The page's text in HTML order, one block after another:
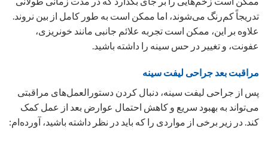
تدریجاً کم‌رنگ می‌شوند، اما ممکن است به طور کامل از بین نروند.
علاوه بر این، ممکن است تجربه علائم جانبی مانند خونریزی،
عفونت، و تغییر در حس سینه را داشته باشید.
مراقبت بعد جراحی لیفت سینه
پس از جراحی لیفت سینه، دنبال کردن دستورالعمل‌های مراقبتی
می‌تواند به بهبود سریع و کاهش احتمال عوارض بعد از عمل کمک
کند. در زیر برخی از مواردی را که باید در نظر داشته باشید، آورده‌ام: